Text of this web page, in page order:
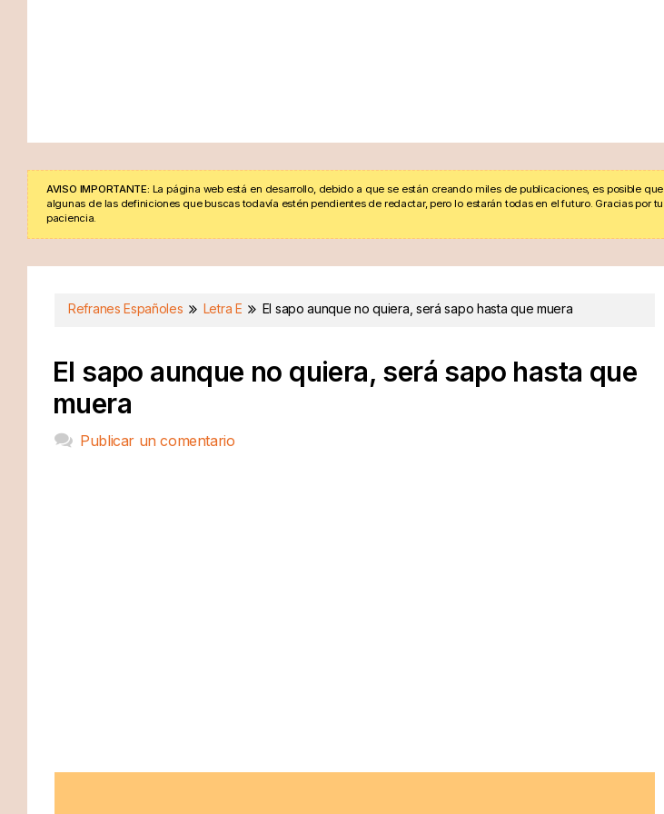
AVISO IMPORTANTE: La página web está en desarrollo, debido a que se están creando miles de publicaciones, es posible que
algunas de las definiciones que buscas todavía estén pendientes de redactar, pero lo estarán todas en el futuro. Gracias por tu
paciencia.
Refranes Españoles Letra E El sapo aunque no quiera, será sapo hasta que muera
El sapo aunque no quiera, será sapo hasta que
muera
Publicar un comentario